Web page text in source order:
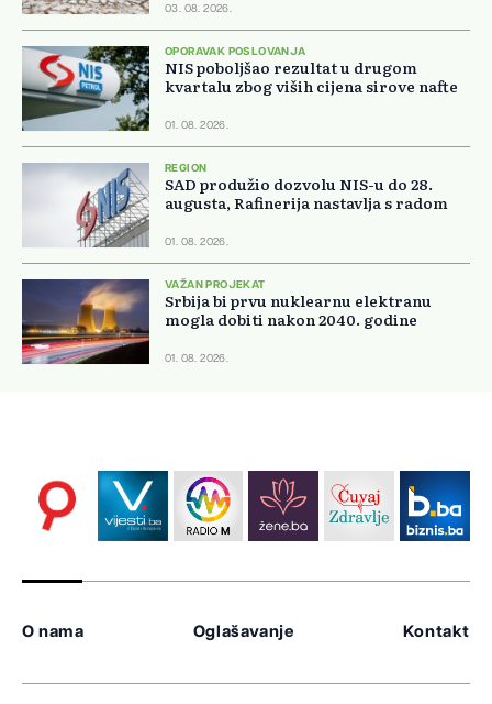
03. 08. 2026.
OPORAVAK POSLOVANJA
NIS poboljšao rezultat u drugom
kvartalu zbog viših cijena sirove nafte
01. 08. 2026.
REGION
SAD produžio dozvolu NIS-u do 28.
augusta, Rafinerija nastavlja s radom
01. 08. 2026.
VAŽAN PROJEKAT
Srbija bi prvu nuklearnu elektranu
mogla dobiti nakon 2040. godine
01. 08. 2026.
O nama Oglašavanje Kontakt